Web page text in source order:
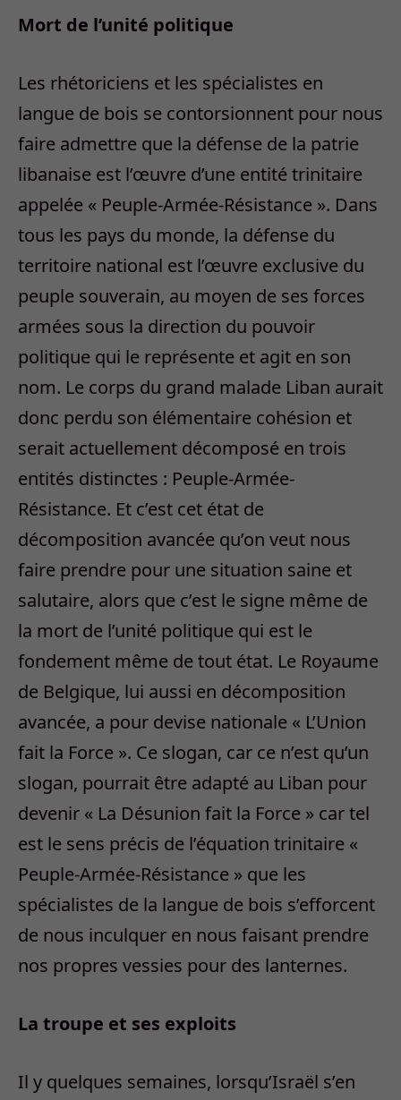
Mort de l’unité politique
Les rhétoriciens et les spécialistes en
langue de bois se contorsionnent pour nous
faire admettre que la défense de la patrie
libanaise est l’œuvre d’une entité trinitaire
appelée « Peuple-Armée-Résistance ». Dans
tous les pays du monde, la défense du
territoire national est l’œuvre exclusive du
peuple souverain, au moyen de ses forces
armées sous la direction du pouvoir
politique qui le représente et agit en son
nom. Le corps du grand malade Liban aurait
donc perdu son élémentaire cohésion et
serait actuellement décomposé en trois
entités distinctes : Peuple-Armée-
Résistance. Et c’est cet état de
décomposition avancée qu’on veut nous
faire prendre pour une situation saine et
salutaire, alors que c’est le signe même de
la mort de l’unité politique qui est le
fondement même de tout état. Le Royaume
de Belgique, lui aussi en décomposition
avancée, a pour devise nationale « L’Union
fait la Force ». Ce slogan, car ce n’est qu’un
slogan, pourrait être adapté au Liban pour
devenir « La Désunion fait la Force » car tel
est le sens précis de l’équation trinitaire «
Peuple-Armée-Résistance » que les
spécialistes de la langue de bois s’efforcent
de nous inculquer en nous faisant prendre
nos propres vessies pour des lanternes.
La troupe et ses exploits
Il y quelques semaines, lorsqu’Israël s’en